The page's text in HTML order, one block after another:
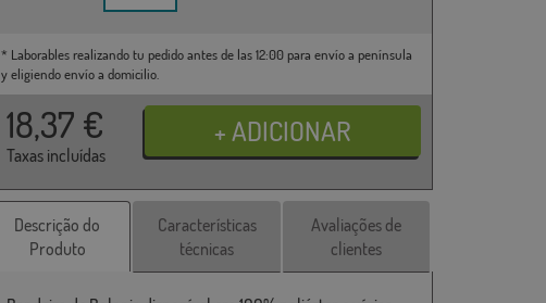
* Laborables realizando tu pedido antes de las 12:00 para envío a península
y eligiendo envío a domicilio.
18,37 €
Taxas incluídas
Descrição do
Produto
Características
técnicas
Avaliações de
clientes